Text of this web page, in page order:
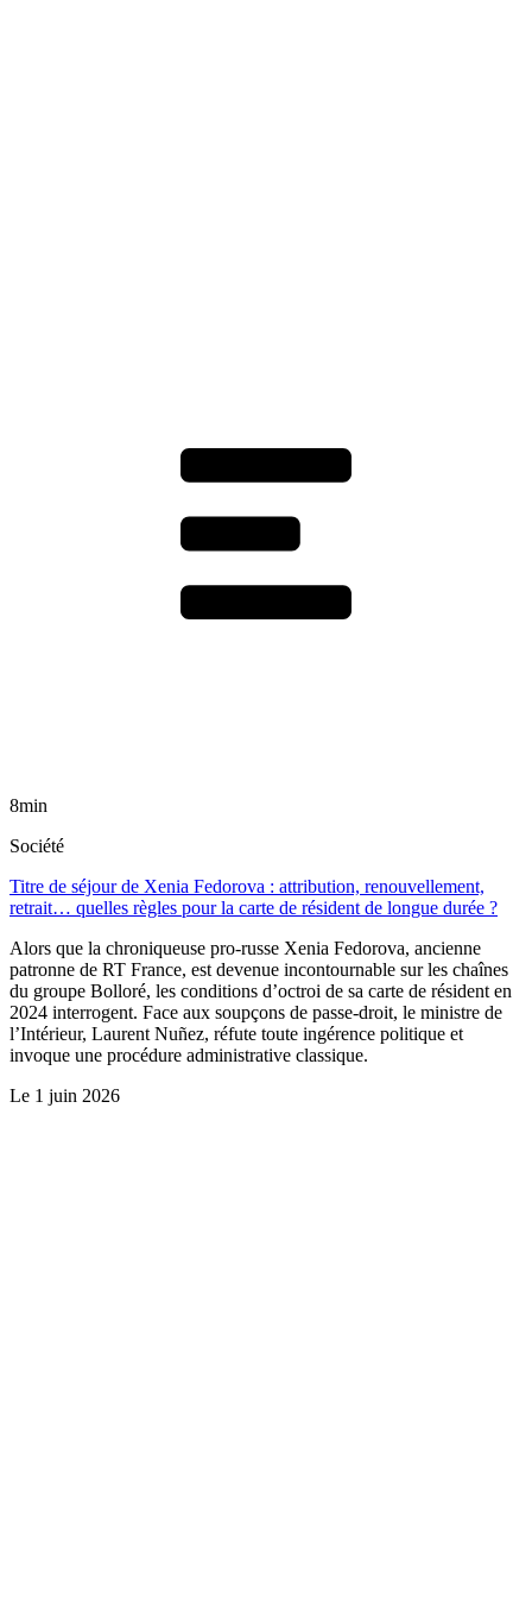
8min
Société
Titre de séjour de Xenia Fedorova : attribution, renouvellement,
retrait… quelles règles pour la carte de résident de longue durée ?
Alors que la chroniqueuse pro-russe Xenia Fedorova, ancienne
patronne de RT France, est devenue incontournable sur les chaînes
du groupe Bolloré, les conditions d’octroi de sa carte de résident en
2024 interrogent. Face aux soupçons de passe-droit, le ministre de
l’Intérieur, Laurent Nuñez, réfute toute ingérence politique et
invoque une procédure administrative classique.
Le 1 juin 2026